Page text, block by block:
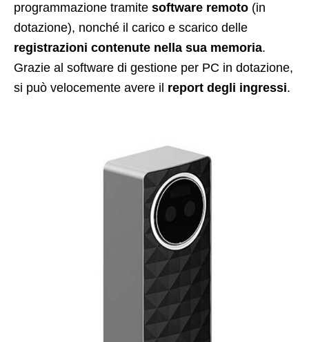
programmazione tramite software remoto (in
dotazione), nonché il carico e scarico delle
registrazioni contenute nella sua memoria.
Grazie al software di gestione per PC in dotazione,
si può velocemente avere il report degli ingressi.